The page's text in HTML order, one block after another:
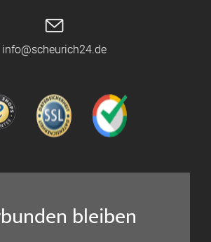
info@scheurich24.de
bleiben